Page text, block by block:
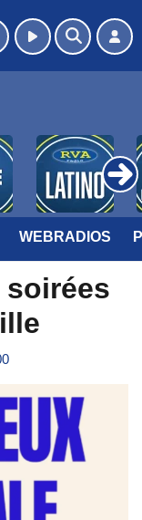
WEBRADIOS
soirées